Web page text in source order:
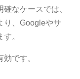
なケースでは、
り、Googleやサ
。
です。